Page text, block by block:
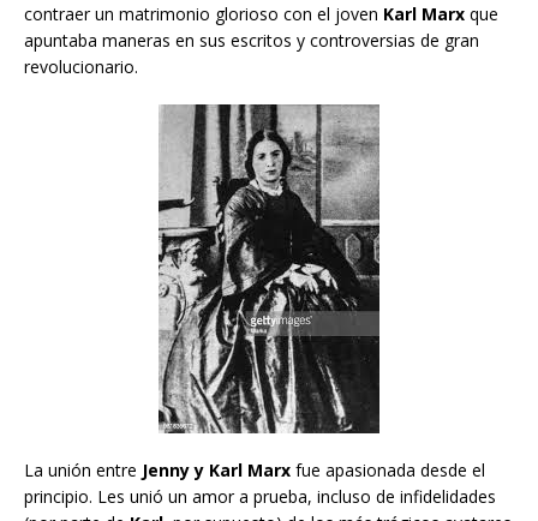
contraer un matrimonio glorioso con el joven Karl Marx que
apuntaba maneras en sus escritos y controversias de gran
revolucionario.
La unión entre Jenny y Karl Marx fue apasionada desde el
principio. Les unió un amor a prueba, incluso de infidelidades